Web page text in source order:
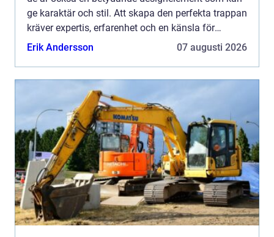
ge karaktär och stil. Att skapa den perfekta trappan
kräver expertis, erfarenhet och en känsla för
design. T...
Erik Andersson 07 augusti 2026